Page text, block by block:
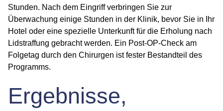
Stunden. Nach dem Eingriff verbringen Sie zur
Überwachung einige Stunden in der Klinik, bevor Sie in Ihr
Hotel oder eine spezielle Unterkunft für die Erholung nach
Lidstraffung gebracht werden. Ein Post-OP-Check am
Folgetag durch den Chirurgen ist fester Bestandteil des
Programms.
Ergebnisse,